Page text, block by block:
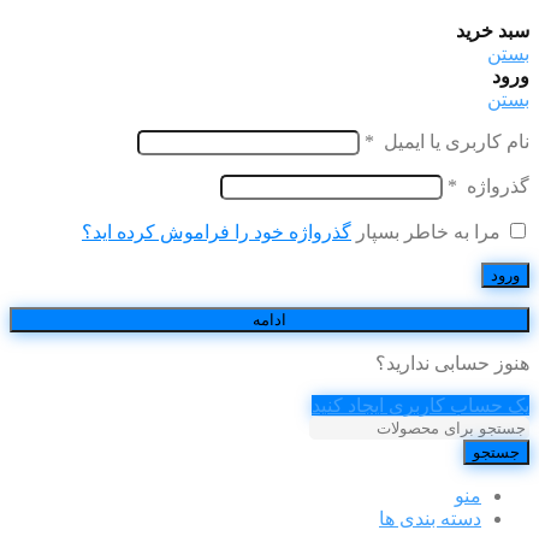
سبد خرید
بستن
ورود
بستن
نام کاربری یا ایمیل *
گذرواژه *
مرا به خاطر بسپار گذرواژه خود را فراموش کرده اید؟
ورود
ادامه
هنوز حسابی ندارید؟
یک حساب کاربری ایجاد کنید
جستجو
منو
دسته بندی ها